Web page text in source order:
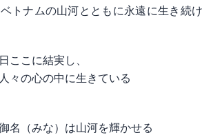
トナムの山河とともに永遠に生き続け
ここに結実し、
々の心の中に生きている
名（みな）は山河を輝かせる